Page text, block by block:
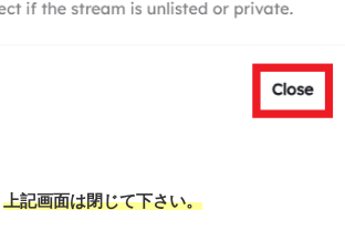
上記画面は閉じて下さい。